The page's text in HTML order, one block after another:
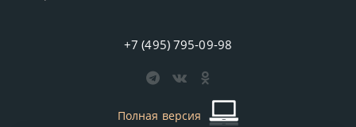
+7 (495) 795-09-98
Полная версия